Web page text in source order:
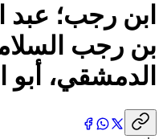
ابن رجب؛
بن رجب
الدمشقي، أبو